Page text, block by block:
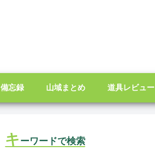
備忘録 山域まとめ 道具レビュー
キーワードで検索